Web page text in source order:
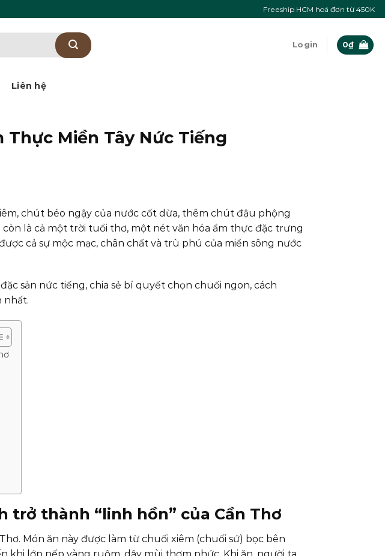
Freeship HCM hoá đơn từ 450K
Login 0₫
Liên hệ
Thực Miền Tây Nức Tiếng
chút béo ngậy của nước cốt dừa, thêm chút đậu phộng
là cả một trời tuổi thơ, một nét văn hóa ẩm thực đặc trưng
cả sự mộc mạc, chân chất và trù phú của miền sông nước
sản nức tiếng, chia sẻ bí quyết chọn chuối ngon, cách
nhất.
trở thành “linh hồn” của Cần Thơ
Món ăn này được làm từ chuối xiêm (chuối sứ) bọc bên